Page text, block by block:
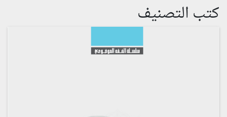
كتب التصنيف